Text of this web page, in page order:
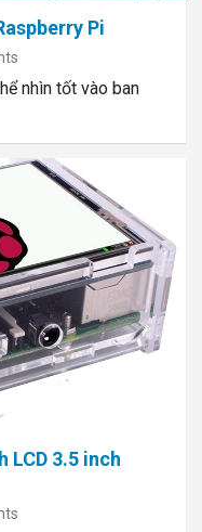
Pi
nhìn tốt vào ban
LCD 3.5 inch